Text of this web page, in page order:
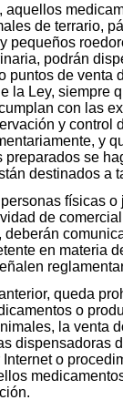
aquellos
de terrario,
pequeños
podrán
puntos de venta
la Ley, siempre
con las
y control
y
preparados se
destinados a
físicas
de
deberán
en materia
queda
o
la venta
dispensadoras
o